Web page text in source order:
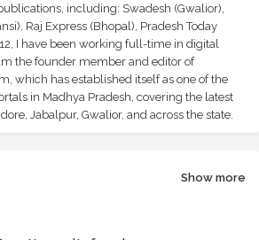
including: Swadesh (Gwalior),
Raj Express (Bhopal), Pradesh Today
I have been working full-time in digital
the founder member and editor of
which has established itself as one of the
in Madhya Pradesh, covering the latest
Jabalpur, Gwalior, and across the state.
Show more